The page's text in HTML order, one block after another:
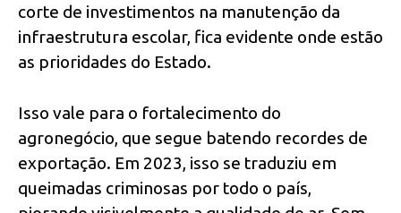
corte de investimentos na manutenção da
infraestrutura escolar, fica evidente onde estão
as prioridades do Estado.
Isso vale para o fortalecimento do
agronegócio, que segue batendo recordes de
exportação. Em 2023, isso se traduziu em
queimadas criminosas por todo o país,